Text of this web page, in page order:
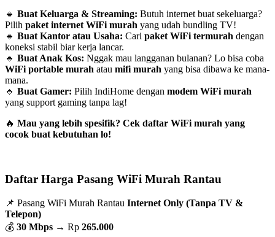
🔹 Buat Keluarga & Streaming: Butuh internet buat sekeluarga?
Pilih paket internet WiFi murah yang udah bundling TV!
🔹 Buat Kantor atau Usaha: Cari paket WiFi termurah dengan
koneksi stabil biar kerja lancar.
🔹 Buat Anak Kos: Nggak mau langganan bulanan? Lo bisa coba
WiFi portable murah atau mifi murah yang bisa dibawa ke mana-
mana.
🔹 Buat Gamer: Pilih IndiHome dengan modem WiFi murah
yang support gaming tanpa lag!
🔥 Mau yang lebih spesifik? Cek daftar WiFi murah yang
cocok buat kebutuhan lo!
Daftar Harga Pasang WiFi Murah Rantau
📌 Pasang WiFi Murah Rantau Internet Only (Tanpa TV &
Telepon)
💰 30 Mbps → Rp 265.000